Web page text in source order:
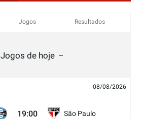
Jogos Resultados
Jogos de hoje
08/08/2026
19:00 São Paulo